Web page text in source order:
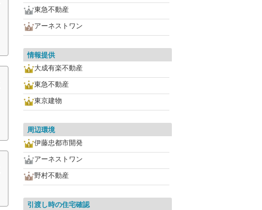
東急不動産
アーネストワン
情報提供
大成有楽不動産
東急不動産
東京建物
周辺環境
伊藤忠都市開発
アーネストワン
野村不動産
引渡し時の住宅確認